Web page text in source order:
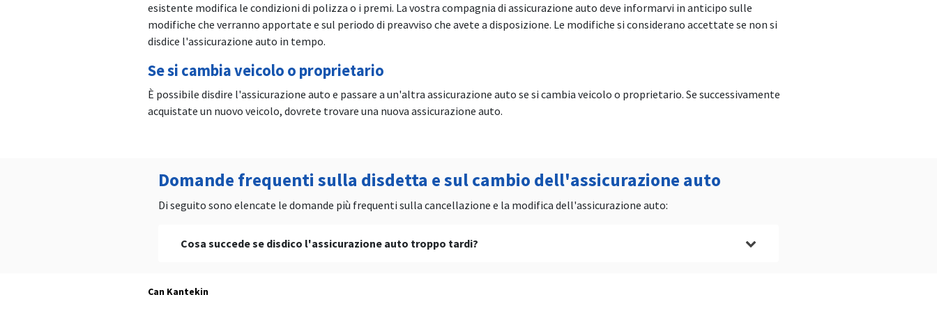
esistente modifica le condizioni di polizza o i premi. La vostra compagnia di assicurazione auto deve informarvi in anticipo sulle
modifiche che verranno apportate e sul periodo di preavviso che avete a disposizione. Le modifiche si considerano accettate se non si
disdice l'assicurazione auto in tempo.
Se si cambia veicolo o proprietario
È possibile disdire l'assicurazione auto e passare a un'altra assicurazione auto se si cambia veicolo o proprietario. Se successivamente
acquistate un nuovo veicolo, dovrete trovare una nuova assicurazione auto.
Domande frequenti sulla disdetta e sul cambio dell'assicurazione auto
Di seguito sono elencate le domande più frequenti sulla cancellazione e la modifica dell'assicurazione auto:
Cosa succede se disdico l'assicurazione auto troppo tardi?
Can Kantekin